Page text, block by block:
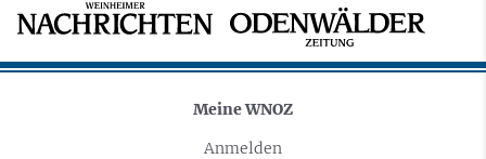
Meine WNOZ
Anmelden